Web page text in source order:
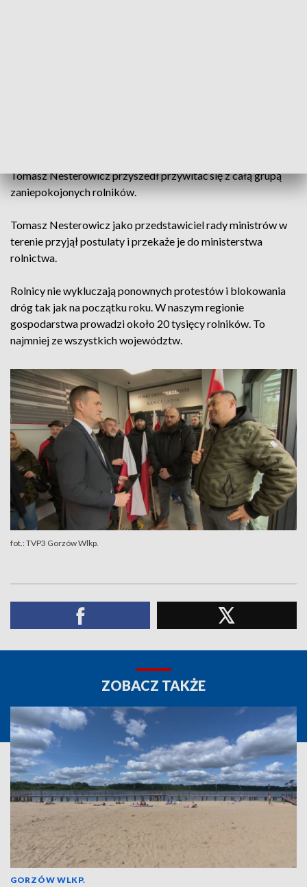
Tomasz Nesterowicz przyszedł przywitać się z całą grupą
zaniepokojonych rolników.
Tomasz Nesterowicz jako przedstawiciel rady ministrów w
terenie przyjął postulaty i przekaże je do ministerstwa
rolnictwa.
Rolnicy nie wykluczają ponownych protestów i blokowania
dróg tak jak na początku roku. W naszym regionie
gospodarstwa prowadzi około 20 tysięcy rolników. To
najmniej ze wszystkich województw.
fot.: TVP3 Gorzów Wlkp.
ZOBACZ TAKŻE
GORZÓW WLKP.